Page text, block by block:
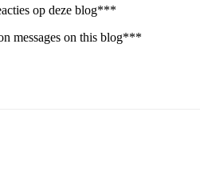
op deze blog***
messages on this blog***